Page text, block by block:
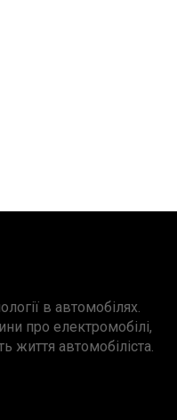
в автомобілях.
про електромобілі,
життя автомобіліста.